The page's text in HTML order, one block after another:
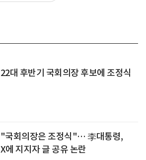
22대 후반기 국회의장 후보에 조정식
"국회의장은 조정식"… 李대통령,
X에 지지자 글 공유 논란